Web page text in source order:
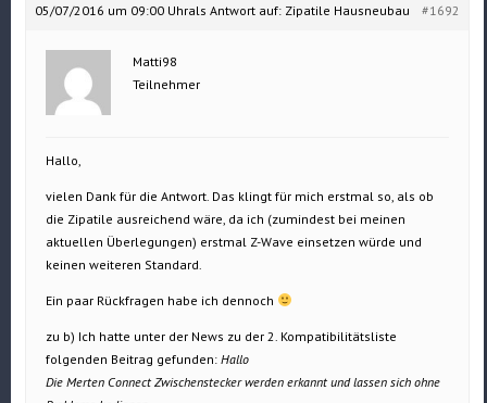
05/07/2016 um 09:00 Uhrals Antwort auf: Zipatile Hausneubau #1692
Matti98
Teilnehmer
Hallo,
vielen Dank für die Antwort. Das klingt für mich erstmal so, als ob
die Zipatile ausreichend wäre, da ich (zumindest bei meinen
aktuellen Überlegungen) erstmal Z-Wave einsetzen würde und
keinen weiteren Standard.
Ein paar Rückfragen habe ich dennoch
zu b) Ich hatte unter der News zu der 2. Kompatibilitätsliste
folgenden Beitrag gefunden:Hallo
Die Merten Connect Zwischenstecker werden erkannt und lassen sich ohne